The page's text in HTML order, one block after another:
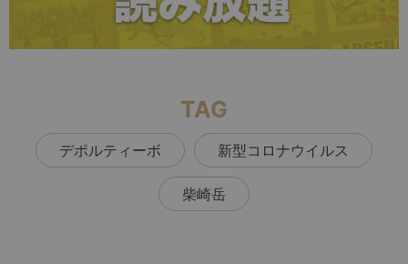
TAG
デポルティーボ 新型コロナウイルス
柴崎岳